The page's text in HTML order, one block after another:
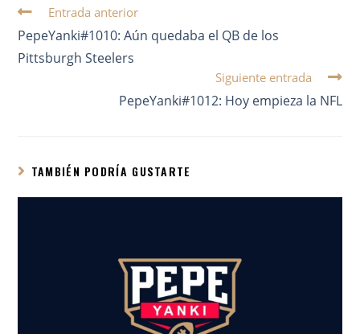
Entrada anterior
PepeYanki#1010: Aún quedaba el QB de los
Pittsburgh Steelers
Siguiente entrada
PepeYanki#1012: Hoy empieza la NFL
TAMBIÉN PODRÍA GUSTARTE